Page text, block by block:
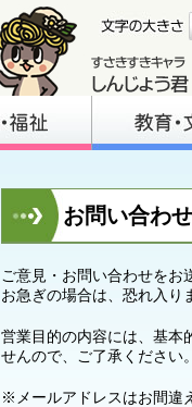
お問い合わせ
ご意見・お問い合わせをお
お急ぎの場合は、恐れ入り
営業目的の内容には、基本
せんので、ご了承ください。
※メールアドレスはお間違